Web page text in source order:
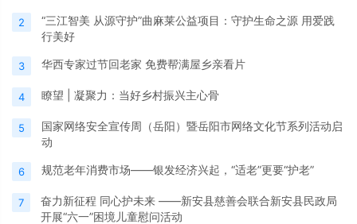
2
“三江智美 从源守护”曲麻莱公益项目：守护生命之源 用爱践
行美好
3 华西专家过节回老家 免费帮满屋乡亲看片
4 瞭望 | 凝聚力：当好乡村振兴主心骨
5
国家网络安全宣传周（岳阳）暨岳阳市网络文化节系列活动启
动
6 规范老年消费市场——银发经济兴起，“适老”更要“护老”
7
奋力新征程 同心护未来 ——新安县慈善会联合新安县民政局
开展“六一”困境儿童慰问活动